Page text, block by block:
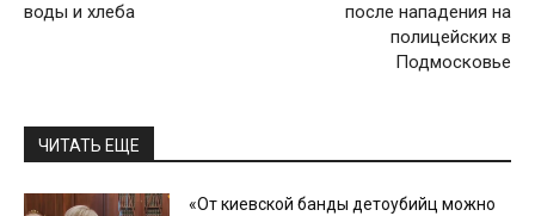
воды и хлеба
после нападения на
полицейских в
Подмосковье
ЧИТАТЬ ЕЩЕ
«От киевской банды детоубийц можно